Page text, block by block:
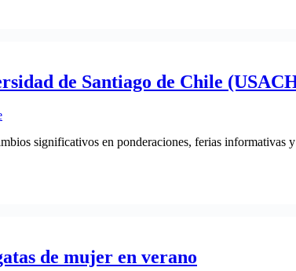
de Santiago de Chile
significativos en ponderaciones, ferias informativas
de mujer en verano